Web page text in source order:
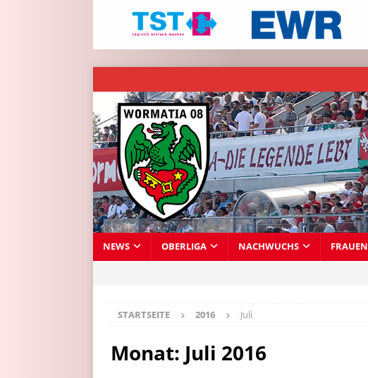
NEWS OBERLIGA NACHWUCHS FRAUEN
STARTSEITE 2016 Juli
Monat: Juli 2016